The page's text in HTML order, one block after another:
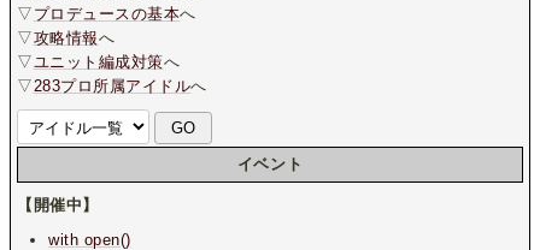
▽ プロデュースの基本へ
▽攻略情報へ
▽ ユニット編成対策へ
▽ 283プロ所属アイドルへ
イベント
【開催中】
with open()